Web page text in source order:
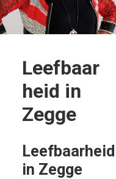
Leefbaar
heid in
Zegge
Leefbaarheid
in Zegge